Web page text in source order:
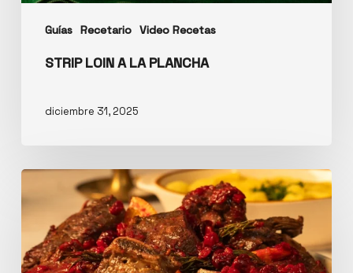
Guías Recetario Video Recetas
STRIP LOIN A LA PLANCHA
diciembre 31, 2025